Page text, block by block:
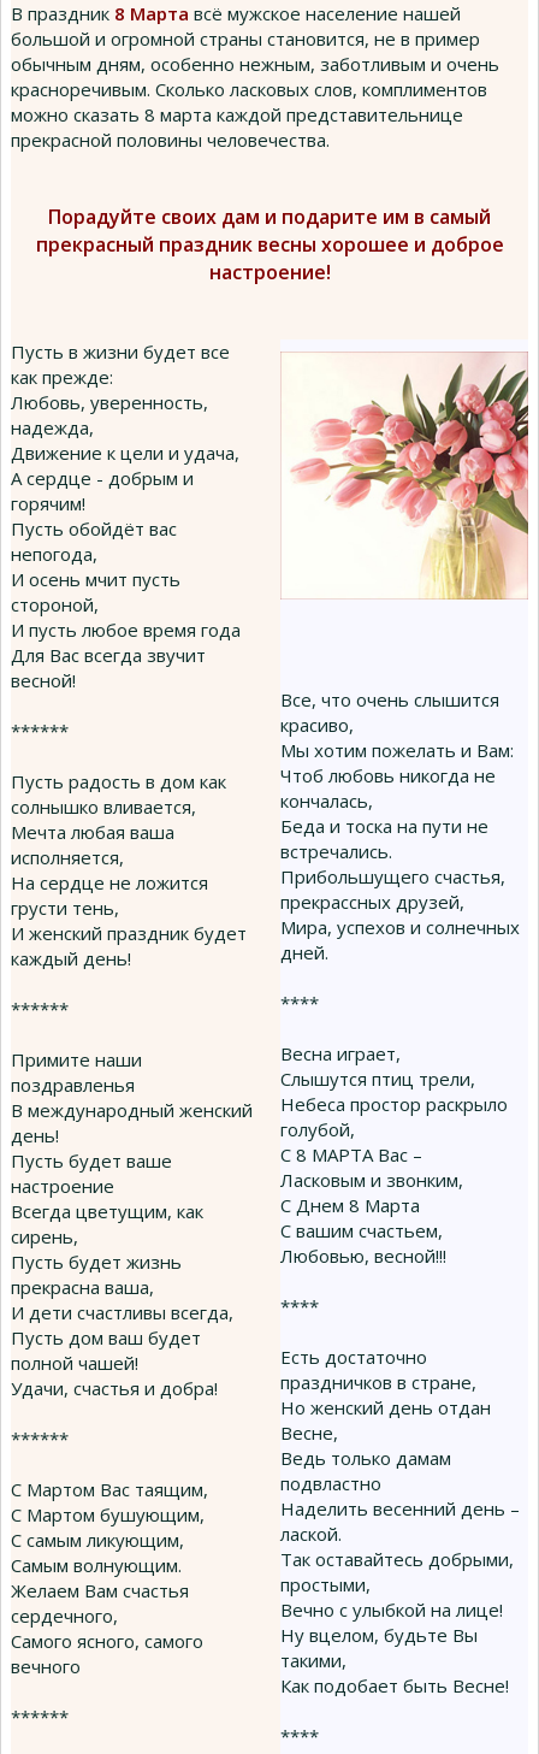
В праздник 8 Марта всё мужское население нашей
большой и огромной страны становится, не в пример
обычным дням, особенно нежным, заботливым и очень
красноречивым. Сколько ласковых слов, комплиментов
можно сказать 8 марта каждой представительнице
прекрасной половины человечества.
Порадуйте своих дам и подарите им в самый
прекрасный праздник весны хорошее и доброе
настроение!
Пусть в жизни будет все
как прежде:
Любовь, уверенность,
надежда,
Движение к цели и удача,
А сердце - добрым и
горячим!
Пусть обойдёт вас
непогода,
И осень мчит пусть
стороной,
И пусть любое время года
Для Вас всегда звучит
весной!
******
Пусть радость в дом как
солнышко вливается,
Мечта любая ваша
исполняется,
На сердце не ложится
грусти тень,
И женский праздник будет
каждый день!
******
Примите наши
поздравленья
В международный женский
день!
Пусть будет ваше
настроение
Всегда цветущим, как
сирень,
Пусть будет жизнь
прекрасна ваша,
И дети счастливы всегда,
Пусть дом ваш будет
полной чашей!
Удачи, счастья и добра!
******
С Мартом Вас таящим,
С Мартом бушующим,
С самым ликующим,
Самым волнующим.
Желаем Вам счастья
сердечного,
Самого ясного, самого
вечного
******
Все, что очень слышится
красиво,
Мы хотим пожелать и Вам:
Чтоб любовь никогда не
кончалась,
Беда и тоска на пути не
встречались.
Прибольшущего счастья,
прекрассных друзей,
Мира, успехов и солнечных
дней.
****
Весна играет,
Слышутся птиц трели,
Небеса простор раскрыло
голубой,
С 8 МАРТА Вас –
Ласковым и звонким,
С Днем 8 Марта
С вашим счастьем,
Любовью, весной!!!
****
Есть достаточно
праздничков в стране,
Но женский день отдан
Весне,
Ведь только дамам
подвластно
Наделить весенний день –
лаской.
Так оставайтесь добрыми,
простыми,
Вечно с улыбкой на лице!
Ну вцелом, будьте Вы
такими,
Как подобает быть Весне!
****